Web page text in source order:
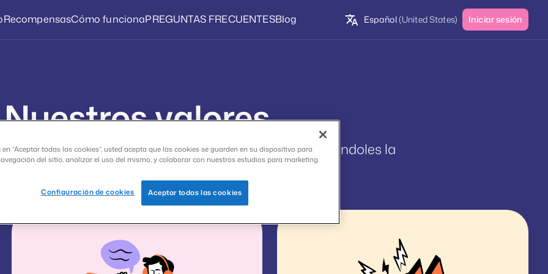
RecompensasCómo funcionaPREGUNTAS FRECUENTESBlog Español(United States) Iniciar sesión
Nuestros valores
misión es capacitar a nuestros miembros proporcionándoles la
posible en la realización de encuestas.
“Aceptar todas las cookies”, usted acepta que las cookies se guarden en su dispositivo para
del sitio, analizar el uso del mismo, y colaborar con nuestros estudios para marketing.
Configuración de cookies Aceptar todas las cookies